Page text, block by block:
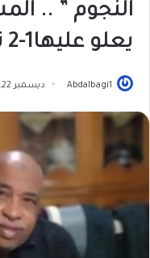
النجوم ” ..
يعلو عليها1-2 تحيا مصر
Abdalbagi1 ديسمبر 22, 2023